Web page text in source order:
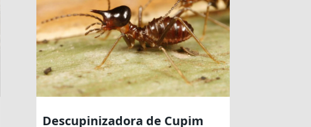
Descupinizadora de Cupim